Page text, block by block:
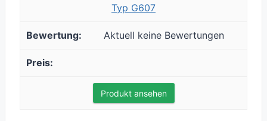
Typ G607
Aktuell keine Bewertungen
Produkt ansehen